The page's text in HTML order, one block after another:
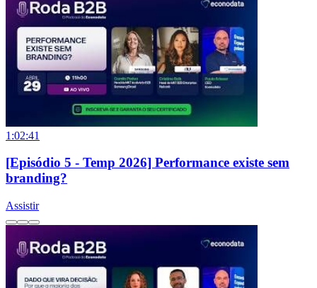
1:02:41
[Episódio 5 - Temp 2026] Performance existe sem
branding?
Assistir